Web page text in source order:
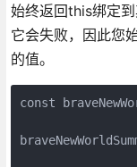
始终返回this绑定
它会失败，因此您
的值。
const